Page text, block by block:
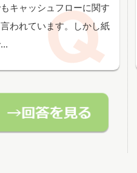
キャッシュフローに関す
われています。しかし紙